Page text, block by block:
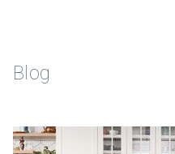
Blog